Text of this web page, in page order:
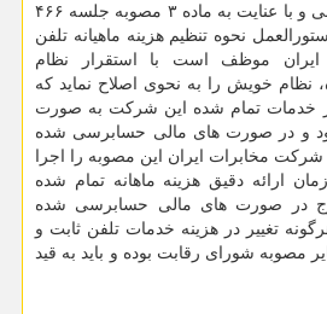
کلی اصل ۴۴ قانون اساسی و با عنایت به ماده ۳ مصوبه جلسه ۴۶۶
نحوه تنظیم هزینه ماهیانه تلفن
موظف است با استقرار نظام
نظام خویش را به نحوی اصلاح نماید که
خدمات تمام شده این شرکت به صورت
و در صورت های مالی حسابرسی شده
مخابرات ایران این مصوبه را اجرا
ارائه دقیق هزینه ماهانه تمام شده
در صورت های مالی حسابرسی شده
تغییر در هزینه خدمات تلفن ثابت و
مصوبه شورای رقابت بوده و باید به قید